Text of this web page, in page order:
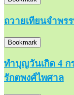
ถวายเทียนจำพร
Bookmark
ทำบุญวันเกิด 4 ก
รักตพงศ์ไพศาล